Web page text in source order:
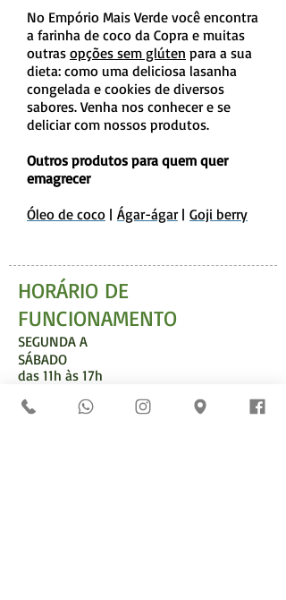
No Empório Mais Verde você encontra
a farinha de coco da Copra e muitas
outras opções sem glúten para a sua
dieta: como uma deliciosa lasanha
congelada e cookies de diversos
sabores. Venha nos conhecer e se
deliciar com nossos produtos.
Outros produtos para quem quer
emagrecer
Óleo de coco | Ágar-ágar| Goji berry
HORÁRIO DE
FUNCIONAMENTO
SEGUNDA A
SÁBADO
das 11h às 17h
*Não abrimos aos domingos. Consulte funcionamento
em feriados.